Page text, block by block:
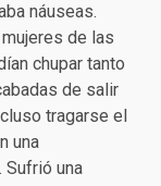
náuseas.
de las
chupar tanto
de salir
tragarse el
una
Sufrió una